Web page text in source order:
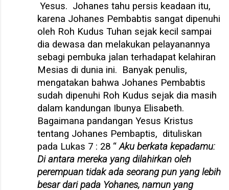
Yesus. Johanes tahu persis keadaan itu,
karena Johanes Pembabtis sangat dipenuhi
oleh Roh Kudus Tuhan sejak kecil sampai
dia dewasa dan melakukan pelayanannya
sebagi pembuka jalan terhadapat kelahiran
Mesias di dunia ini. Banyak penulis,
mengatakan bahwa Johanes Pembabtis
sudah dipenuhi Roh Kudus sejak dia masih
dalam kandungan Ibunya Elisabeth.
Bagaimana pandangan Yesus Kristus
tentang Johanes Pembaptis, dituliskan
pada Lukas 7 : 28 “Aku berkata kepadamu:
Di antara mereka yang dilahirkan oleh
perempuan tidak ada seorang pun yang lebih
besar dari pada Yohanes, namun yang